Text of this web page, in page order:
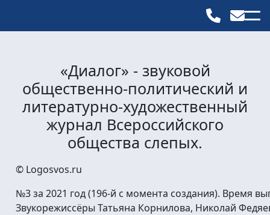
«Диалог» - звуковой
общественно-политический и
литературно-художественный
журнал Всероссийского
общества слепых.
© Logosvos.ru
№3 за 2021 год (196-й с момента создания). Время
Звукорежиссёры Татьяна Корнилова, Николай